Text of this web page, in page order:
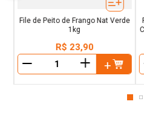
File de Peito de Frango Nat Verde
1kg
R$ 23,90
＋